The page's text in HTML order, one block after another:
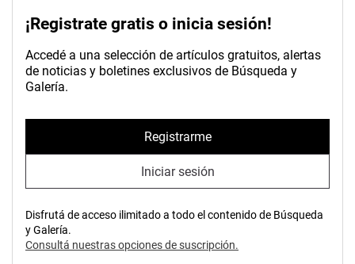
¡Registrate gratis o inicia sesión!
Accedé a una selección de artículos gratuitos, alertas
de noticias y boletines exclusivos de Búsqueda y
Galería.
Registrarme
Iniciar sesión
Disfrutá de acceso ilimitado a todo el contenido de Búsqueda
y Galería.
Consultá nuestras opciones de suscripción.